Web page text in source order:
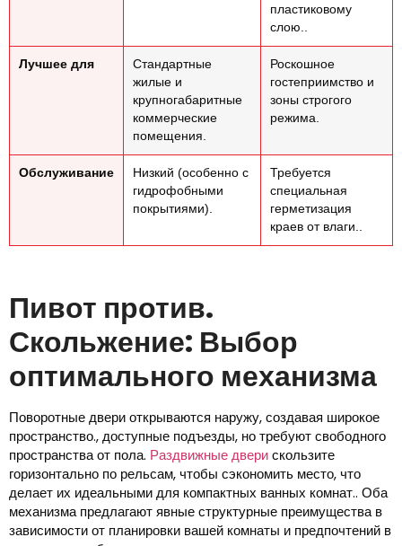
пластиковому
слою..
Лучшее для
Стандартные
жилые и
крупногабаритные
коммерческие
помещения.
Роскошное
гостеприимство и
зоны строгого
режима.
Обслуживание
Низкий (особенно с
гидрофобными
покрытиями).
Требуется
специальная
герметизация
краев от влаги..
Пивот против.
Скольжение: Выбор
оптимального механизма
Поворотные двери открываются наружу, создавая широкое
пространство., доступные подъезды, но требуют свободного
пространства от пола. Раздвижные дверискользите
горизонтально по рельсам, чтобы сэкономить место, что
делает их идеальными для компактных ванных комнат.. Оба
механизма предлагают явные структурные преимущества в
зависимости от планировки вашей комнаты и предпочтений в